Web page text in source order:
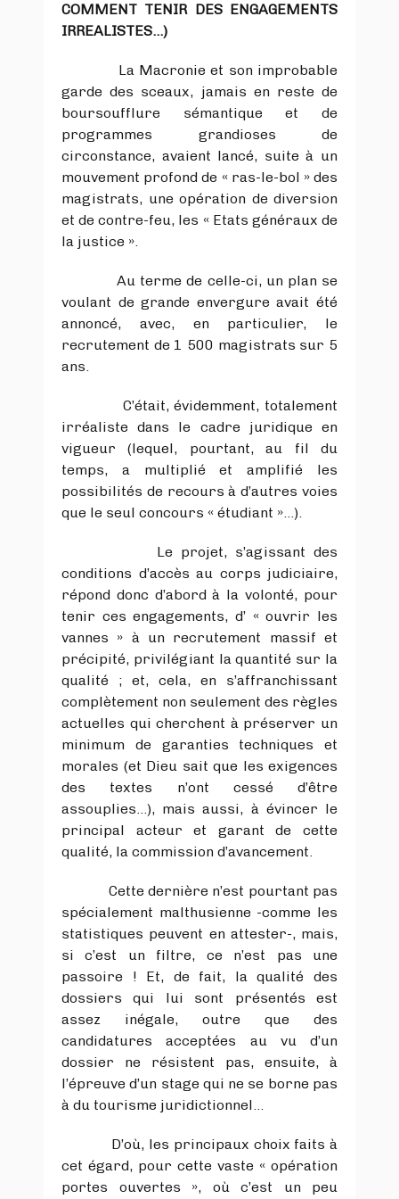
COMMENT TENIR DES ENGAGEMENTS
IRREALISTES…)
La Macronie et son improbable
garde des sceaux, jamais en reste de
boursoufflure sémantique et de
programmes grandioses de
circonstance, avaient lancé, suite à un
mouvement profond de « ras-le-bol » des
magistrats, une opération de diversion
et de contre-feu, les « Etats généraux de
la justice ».
Au terme de celle-ci, un plan se
voulant de grande envergure avait été
annoncé, avec, en particulier, le
recrutement de 1 500 magistrats sur 5
ans.
C’était, évidemment, totalement
irréaliste dans le cadre juridique en
vigueur (lequel, pourtant, au fil du
temps, a multiplié et amplifié les
possibilités de recours à d’autres voies
que le seul concours « étudiant »…).
Le projet, s’agissant des
conditions d’accès au corps judiciaire,
répond donc d’abord à la volonté, pour
tenir ces engagements, d’ « ouvrir les
vannes » à un recrutement massif et
précipité, privilégiant la quantité sur la
qualité ; et, cela, en s’affranchissant
complètement non seulement des règles
actuelles qui cherchent à préserver un
minimum de garanties techniques et
morales (et Dieu sait que les exigences
des textes n’ont cessé d’être
assouplies…), mais aussi, à évincer le
principal acteur et garant de cette
qualité, la commission d’avancement.
Cette dernière n’est pourtant pas
spécialement malthusienne -comme les
statistiques peuvent en attester-, mais,
si c’est un filtre, ce n’est pas une
passoire ! Et, de fait, la qualité des
dossiers qui lui sont présentés est
assez inégale, outre que des
candidatures acceptées au vu d’un
dossier ne résistent pas, ensuite, à
l’épreuve d’un stage qui ne se borne pas
à du tourisme juridictionnel…
D’où, les principaux choix faits à
cet égard, pour cette vaste « opération
portes ouvertes », où c’est un peu